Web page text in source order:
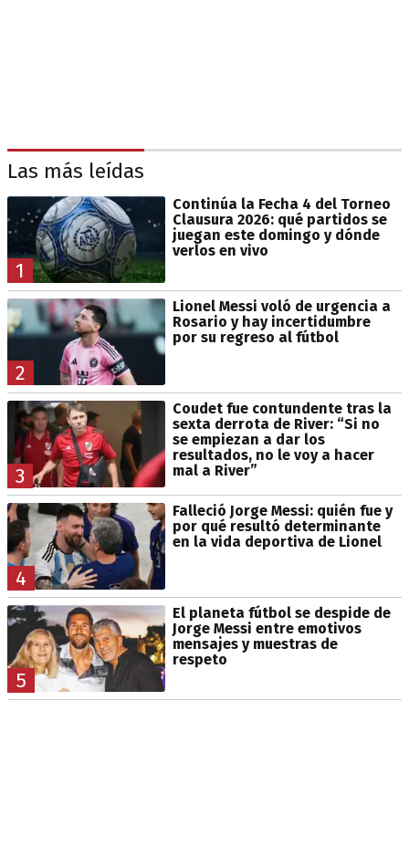
Las más leídas
1
Continúa la Fecha 4 del Torneo
Clausura 2026: qué partidos se
juegan este domingo y dónde
verlos en vivo
2
Lionel Messi voló de urgencia a
Rosario y hay incertidumbre
por su regreso al fútbol
3
Coudet fue contundente tras la
sexta derrota de River: “Si no
se empiezan a dar los
resultados, no le voy a hacer
mal a River”
4
Falleció Jorge Messi: quién fue y
por qué resultó determinante
en la vida deportiva de Lionel
5
El planeta fútbol se despide de
Jorge Messi entre emotivos
mensajes y muestras de
respeto